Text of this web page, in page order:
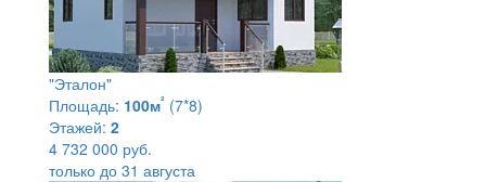
"Эталон"
Площадь: 100м² (7*8)
Этажей: 2
4 732 000 руб.
только до 31 августа